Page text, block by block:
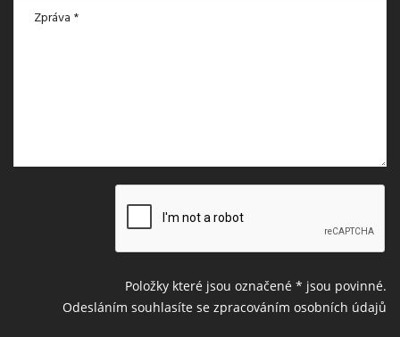
Položky které jsou označené * jsou povinné.
Odesláním souhlasíte se zpracováním osobních údajů